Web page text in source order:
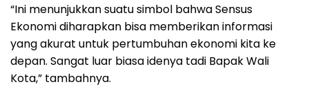
“Ini menunjukkan suatu simbol bahwa Sensus
Ekonomi diharapkan bisa memberikan informasi
yang akurat untuk pertumbuhan ekonomi kita ke
depan. Sangat luar biasa idenya tadi Bapak Wali
Kota,” tambahnya.